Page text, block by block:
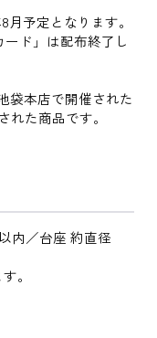
予定となります。
ド」は配布終了し
袋本店で開催された
れた商品です。
内／台座 約直径
。